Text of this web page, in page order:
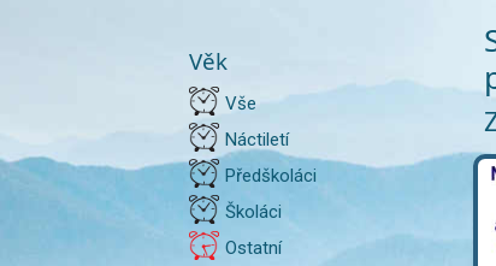
Věk
Vše
Náctiletí
Předškoláci
Školáci
Ostatní